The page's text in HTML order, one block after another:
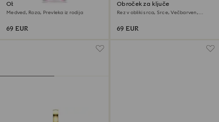
Obroček za ključe Teddy
Medved, Roza, Prevleka iz rodija
69 EUR
Obroček za ključe
Rez v obliki srca, Srce, Večbarven,
69 EUR